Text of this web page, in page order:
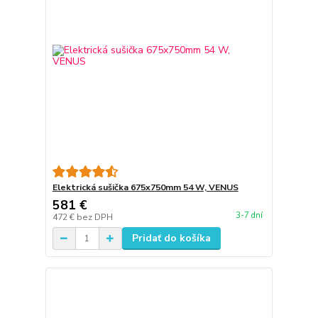
Elektrická sušička 675x750mm 54 W, VENUS
581 €
472 € bez DPH 3-7 dní
Pridať do košíka